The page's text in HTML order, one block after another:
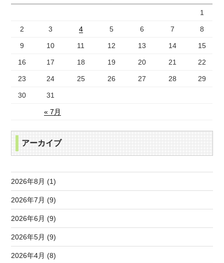
« 7月
1
2 3 4 5 6 7 8
9 10 11 12 13 14 15
16 17 18 19 20 21 22
23 24 25 26 27 28 29
30 31
アーカイブ
2026年8月 (1)
2026年7月 (9)
2026年6月 (9)
2026年5月 (9)
2026年4月 (8)